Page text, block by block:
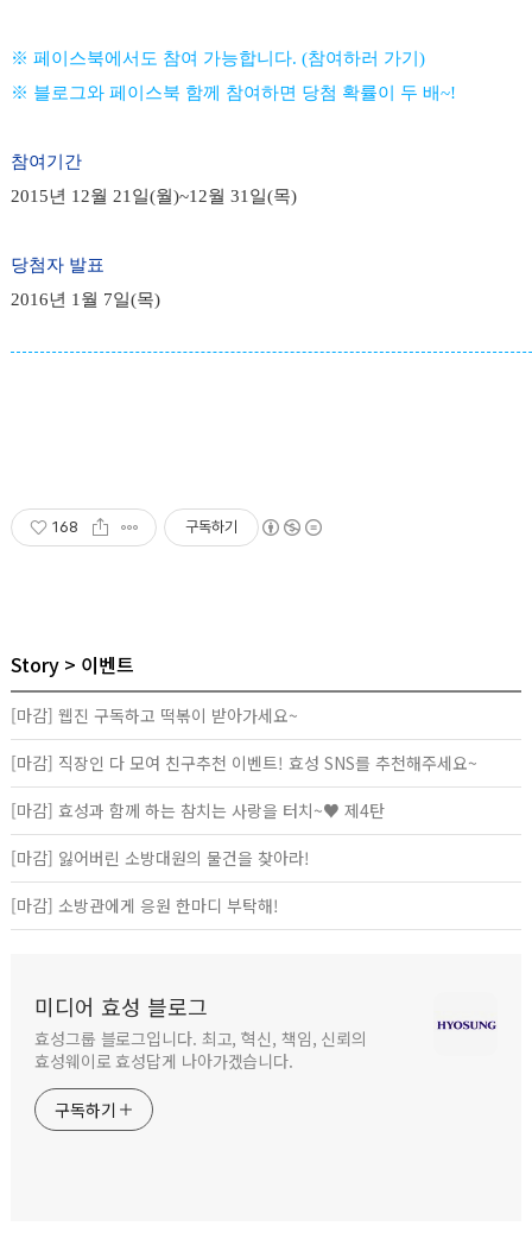
※ 페이스북에서도 참여 가능합니다. (참여하러 가기 )
※ 블로그와 페이스북 함께 참여하면 당첨 확률이 두 배~!
참여기간
2015년 12월 21일(월)~12월 31일(목)
당첨자 발표
2016년 1월 7일(목)
168 구독하기
Story 이벤트
[마감] 웹진 구독하고 떡볶이 받아가세요~
[마감] 직장인 다 모여 친구추천 이벤트! 효성 SNS를 추천해주세요~
[마감] 효성과 함께 하는 참치는 사랑을 터치~♥ 제4탄
[마감] 잃어버린 소방대원의 물건을 찾아라!
[마감] 소방관에게 응원 한마디 부탁해!
미디어 효성 블로그
효성그룹 블로그입니다. 최고, 혁신, 책임, 신뢰의
효성웨이로 효성답게 나아가겠습니다.
구독하기